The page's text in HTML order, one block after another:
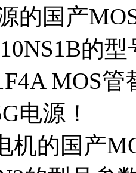
的国产
的
MOS
电源！
机的国产